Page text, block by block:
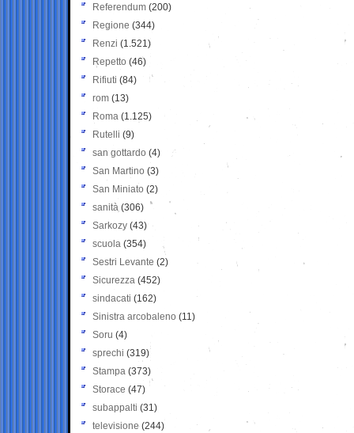
Referendum (200)
Regione (344)
Renzi (1.521)
Repetto (46)
Rifiuti (84)
rom (13)
Roma (1.125)
Rutelli (9)
san gottardo (4)
San Martino (3)
San Miniato (2)
sanità (306)
Sarkozy (43)
scuola (354)
Sestri Levante (2)
Sicurezza (452)
sindacati (162)
Sinistra arcobaleno (11)
Soru (4)
sprechi (319)
Stampa (373)
Storace (47)
subappalti (31)
televisione(244)